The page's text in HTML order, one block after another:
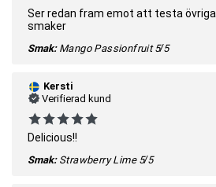
Ser redan fram emot att testa övriga
smaker
Smak: Mango Passionfruit 5/5
Kersti
Verifierad kund
Delicious!!
Smak: Strawberry Lime 5/5